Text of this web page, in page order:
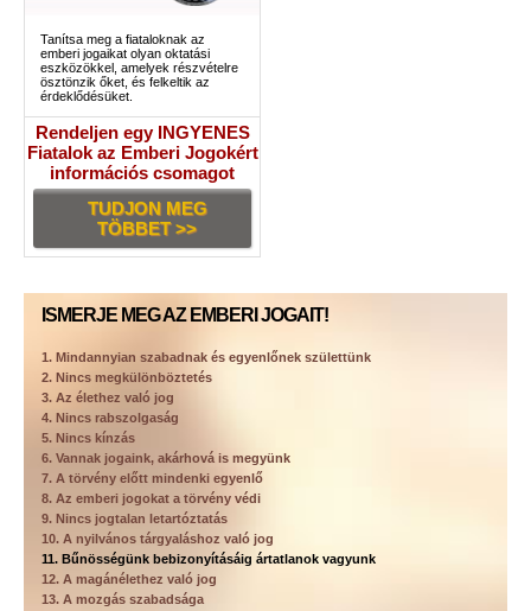
Tanítsa meg a fiataloknak az
emberi jogaikat olyan oktatási
eszközökkel, amelyek részvételre
ösztönzik őket, és felkeltik az
érdeklődésüket.
Rendeljen egy INGYENES
Fiatalok az Emberi Jogokért
információs csomagot
TUDJON MEG
TÖBBET >>
ISMERJE MEG AZ EMBERI JOGAIT!
1. Mindannyian szabadnak és egyenlőnek születtünk
2. Nincs megkülönböztetés
3. Az élethez való jog
4. Nincs rabszolgaság
5. Nincs kínzás
6. Vannak jogaink, akárhová is megyünk
7. A törvény előtt mindenki egyenlő
8. Az emberi jogokat a törvény védi
9. Nincs jogtalan letartóztatás
10. A nyilvános tárgyaláshoz való jog
11. Bűnösségünk bebizonyításáig ártatlanok vagyunk
12. A magánélethez való jog
13. A mozgás szabadsága